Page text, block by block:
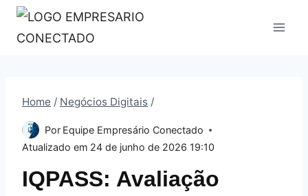
Pular
para
Home / Negócios Digitais /
Por Equipe Empresário Conectado
Atualizado em 24 de junho de 2026 19:10
IQPASS: Avaliação